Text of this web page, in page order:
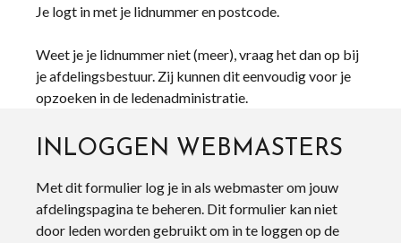
Je logt in met je lidnummer en postcode.
Weet je je lidnummer niet (meer), vraag het dan op bij
je afdelingsbestuur. Zij kunnen dit eenvoudig voor je
opzoeken in de ledenadministratie.
INLOGGEN WEBMASTERS
Met dit formulier log je in als webmaster om jouw
afdelingspagina te beheren. Dit formulier kan niet
door leden worden gebruikt om in te loggen op de